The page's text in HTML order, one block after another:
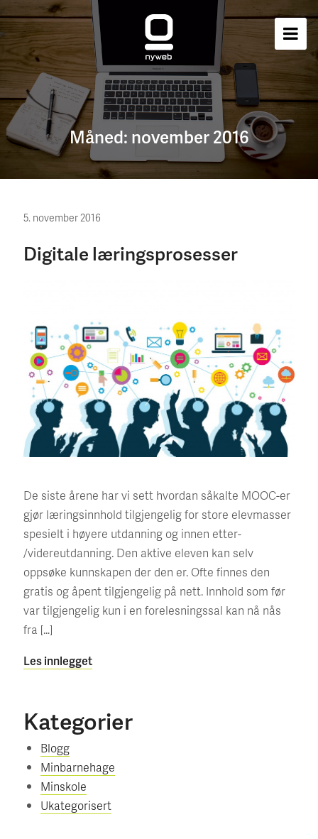
Måned: november 2016
5. november 2016
Digitale læringsprosesser
De siste årene har vi sett hvordan såkalte MOOC-er
gjør læringsinnhold tilgjengelig for store elevmasser
spesielt i høyere utdanning og innen etter-
/videreutdanning. Den aktive eleven kan selv
oppsøke kunnskapen der den er. Ofte finnes den
gratis og åpent tilgjengelig på nett. Innhold som før
var tilgjengelig kun i en forelesningssal kan nå nås
fra […]
Les innlegget
Kategorier
Blogg
Minbarnehage
Minskole
Ukategorisert